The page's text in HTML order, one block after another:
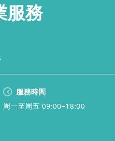
服務
服務時間
周一至周五 09:00–18:00